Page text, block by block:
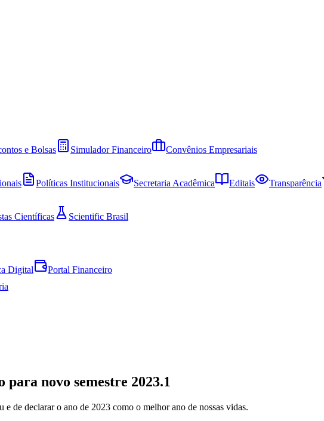
e Bolsas Simulador Financeiro
Convênios Empresariais
Políticas Institucionais Secretaria Acadêmica Editais
Transparência
Científicas Scientific Brasil
Digital
Portal Financeiro
novo semestre 2023.1
de declarar o ano de 2023 como o melhor ano de nossas vidas.